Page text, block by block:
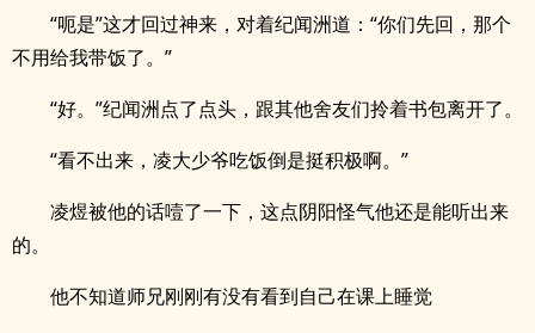
“呃是”这才回过神来，对着纪闻洲道：“你们先回，那个
不用给我带饭了。”
“好。”纪闻洲点了点头，跟其他舍友们拎着书包离开了。
“看不出来，凌大少爷吃饭倒是挺积极啊。”
凌煜被他的话噎了一下，这点阴阳怪气他还是能听出来
的。
他不知道师兄刚刚有没有看到自己在课上睡觉